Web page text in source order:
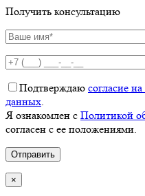
Получить консультацию
Подтверждаю согласие
данных.
Я ознакомлен с Политикой
согласен с ее положениями.
×